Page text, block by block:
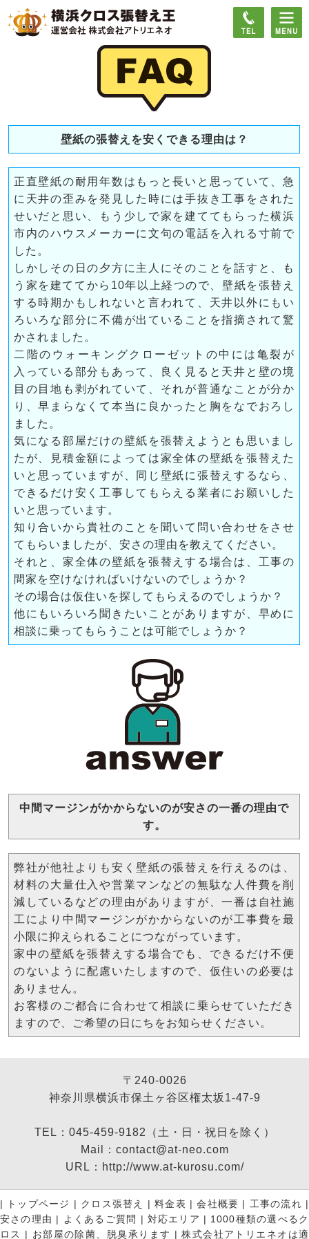
壁紙の張替えを安くできる理由は？
正直壁紙の耐用年数はもっと長いと思っていて、急
に天井の歪みを発見した時には手抜き工事をされた
せいだと思い、もう少しで家を建ててもらった横浜
市内のハウスメーカーに文句の電話を入れる寸前で
した。
しかしその日の夕方に主人にそのことを話すと、も
う家を建ててから10年以上経つので、壁紙を張替え
する時期かもしれないと言われて、天井以外にもい
ろいろな部分に不備が出ていることを指摘されて驚
かされました。
二階のウォーキングクローゼットの中には亀裂が
入っている部分もあって、良く見ると天井と壁の境
目の目地も剥がれていて、それが普通なことが分か
り、早まらなくて本当に良かったと胸をなでおろし
ました。
気になる部屋だけの壁紙を張替えようとも思いまし
たが、見積金額によっては家全体の壁紙を張替えた
いと思っていますが、同じ壁紙に張替えするなら、
できるだけ安く工事してもらえる業者にお願いした
いと思っています。
知り合いから貴社のことを聞いて問い合わせをさせ
てもらいましたが、安さの理由を教えてください。
それと、家全体の壁紙を張替えする場合は、工事の
間家を空けなければいけないのでしょうか？
その場合は仮住いを探してもらえるのでしょうか？
他にもいろいろ聞きたいことがありますが、早めに
相談に乗ってもらうことは可能でしょうか？
中間マージンがかからないのが安さの一番の理由で
す。
弊社が他社よりも安く壁紙の張替えを行えるのは、
材料の大量仕入や営業マンなどの無駄な人件費を削
減しているなどの理由がありますが、一番は自社施
工により中間マージンがかからないのが工事費を最
小限に抑えられることにつながっています。
家中の壁紙を張替えする場合でも、できるだけ不便
のないように配慮いたしますので、仮住いの必要は
ありません。
お客様のご都合に合わせて相談に乗らせていただき
ますので、ご希望の日にちをお知らせください。
〒240-0026
神奈川県横浜市保土ヶ谷区権太坂1-47-9
TEL：045-459-9182（土・日・祝日を除く）
Mail：contact@at-neo.com
URL：http://www.at-kurosu.com/
| トップページ | クロス張替え |料金表 |会社概要 | 工事の流れ |
安さの理由 | よくあるご質問 | 対応エリア | 1000種類の選べるク
ロス
| お部屋の除菌、脱臭承ります |株式会社アトリエネオは適